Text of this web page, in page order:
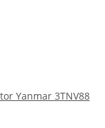
Yanmar 3TNV88